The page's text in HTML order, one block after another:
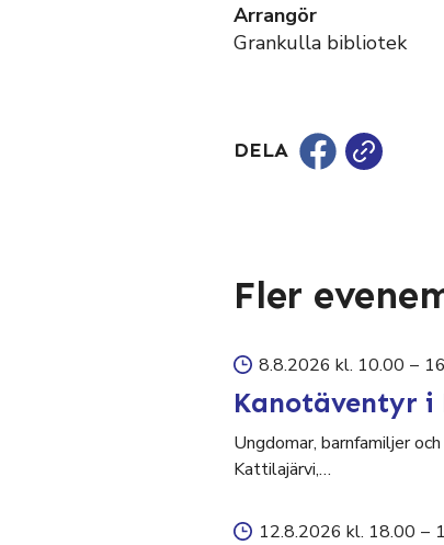
Arrangör
Grankulla bibliotek
DELA
Fler
8.8.2026 kl. 10.00 –
Kanotäventyr i
Ungdomar, barnfamiljer
Kattilajärvi,…
12.8.2026 kl. 18.00 –